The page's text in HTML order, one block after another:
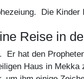
Die Kinder
Reise in
Er hat den
Haus in